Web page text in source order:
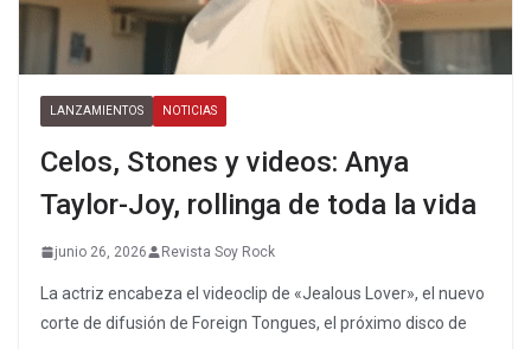
LANZAMIENTOS NOTICIAS
Celos, Stones y videos: Anya
Taylor-Joy, rollinga de toda la vida
junio 26, 2026 Revista Soy Rock
La actriz encabeza el videoclip de «Jealous Lover», el nuevo
corte de difusión de Foreign Tongues, el próximo disco de